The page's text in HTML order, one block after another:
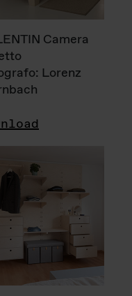
Camera
Lorenz